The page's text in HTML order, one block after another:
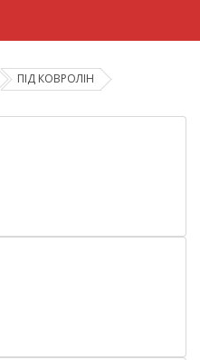
ПІД КОВРОЛІН